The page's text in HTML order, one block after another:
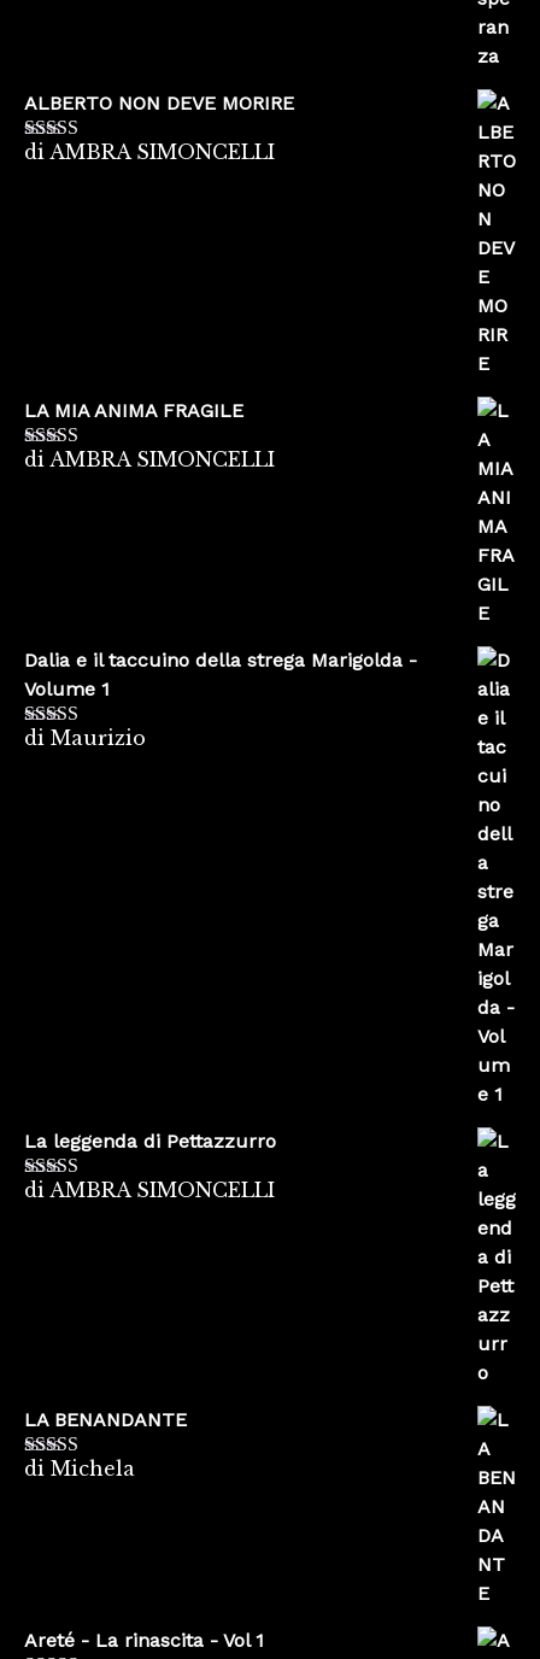
ALBERTO NON DEVE MORIRE
Valutato5su
di AMBRA SIMONCELLI
LA MIA ANIMA FRAGILE
Valutato5su
di AMBRA SIMONCELLI
Dalia e il taccuino della strega Marigolda -
Volume 1
Valutato4
di Maurizio
La leggenda di Pettazzurro
Valutato5su
di AMBRA SIMONCELLI
LA BENANDANTE
Valutato5su
di Michela
Areté - La rinascita - Vol 1